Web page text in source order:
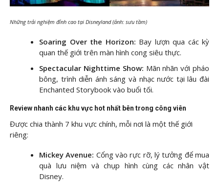
Những trải nghiệm đỉnh cao tại Disneyland (ảnh: sưu tầm)
Soaring Over the Horizon: Bay lượn qua các kỳ
quan thế giới trên màn hình cong siêu thực.
Spectacular Nighttime Show: Mãn nhãn với pháo
bông, trình diễn ánh sáng và nhạc nước tại lâu đài
Enchanted Storybook vào buổi tối.
Review nhanh các khu vực hot nhất bên trong công viên
Được chia thành 7 khu vực chính, mỗi nơi là một thế giới
riêng:
Mickey Avenue: Cổng vào rực rỡ, lý tưởng để mua
quà lưu niệm và chụp hình cùng các nhân vật
Disney.